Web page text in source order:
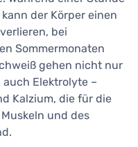
der Körper einen
bei
Sommermonaten
gehen nicht nur
Elektrolyte –
Kalzium, die für die
und des